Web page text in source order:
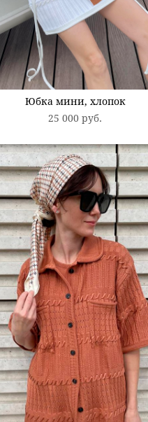
Юбка мини, хлопок
25 000 pуб.